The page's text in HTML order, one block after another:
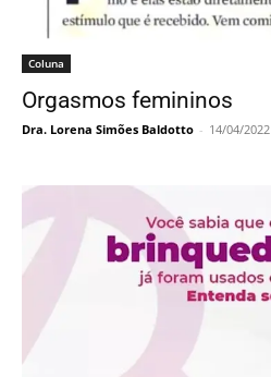
Coluna
Orgasmos femininos
Dra. Lorena Simões Baldotto - 14/04/2022